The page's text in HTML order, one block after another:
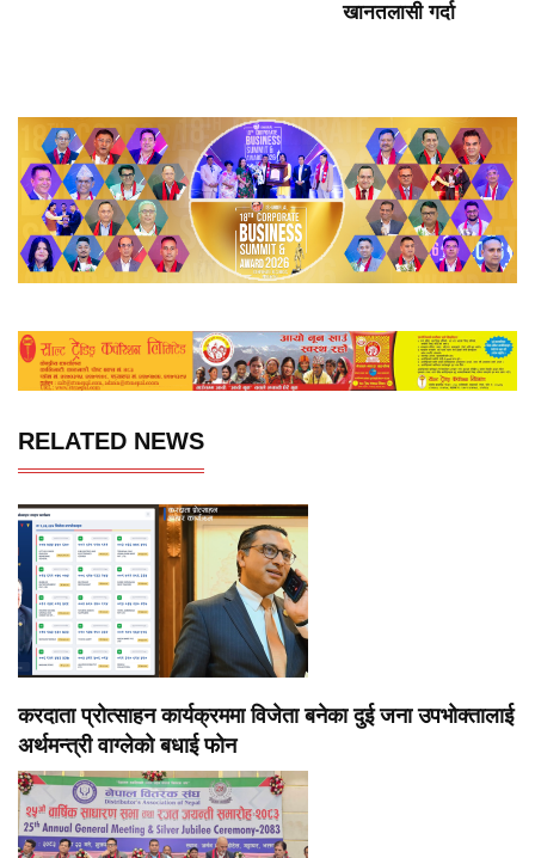
खानतलासी गर्दा
RELATED NEWS
करदाता प्रोत्साहन कार्यक्रममा विजेता बनेका दुई जना उपभोक्तालाई
अर्थमन्त्री वाग्लेको बधाई फोन